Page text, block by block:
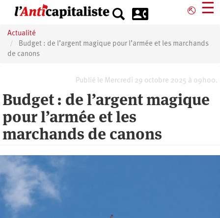
principal
⎋ ☰
Actualité
Budget : de l’argent magique pour l’armée et les marchands
de canons
Publié le Mercredi 29 octobre 2025 à 09h00.
Budget : de l’argent magique
pour l’armée et les
marchands de canons